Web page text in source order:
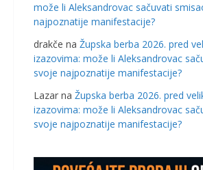
može li Aleksandrovac sačuvati
najpoznatije manifestacije?
drakče na Župska berba 2026. pred
izazovima: može li Aleksandrovac
svoje najpoznatije manifestacije?
Lazar na Župska berba 2026. pred
izazovima: može li Aleksandrovac
svoje najpoznatije manifestacije?